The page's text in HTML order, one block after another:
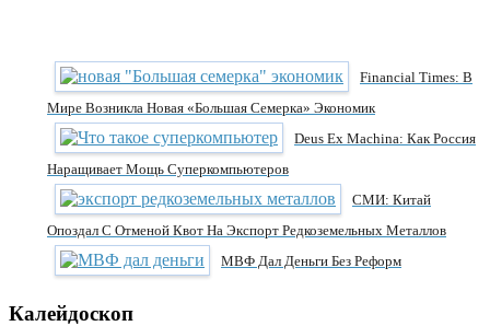
Financial Times: В
Мире Возникла Новая «Большая Семерка» Экономик
Deus Ex Machina: Как Россия
Наращивает Мощь Суперкомпьютеров
СМИ: Китай
Опоздал С Отменой Квот На Экспорт Редкоземельных Металлов
МВФ Дал Деньги Без Реформ
Калейдоскоп